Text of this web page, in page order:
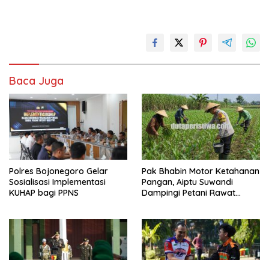
Baca Juga
Polres Bojonegoro Gelar
Sosialisasi Implementasi
KUHAP bagi PPNS
Pak Bhabin Motor Ketahanan
Pangan, Aiptu Suwandi
Dampingi Petani Rawat